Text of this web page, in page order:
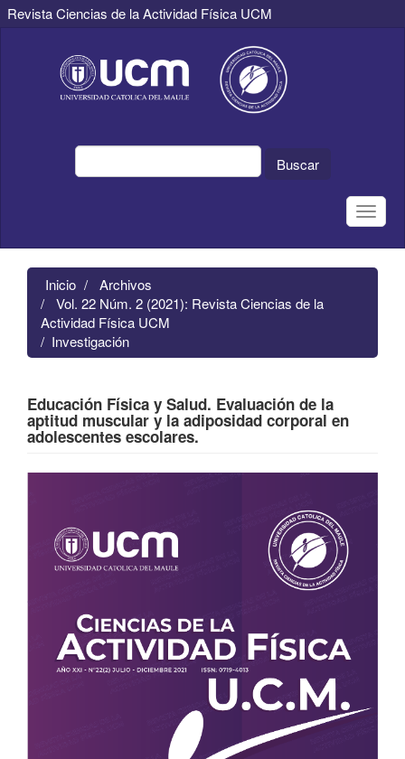
Revista Ciencias de la Actividad Física UCM
principal
Contenido
principal
Buscar
Toggle
Inicio
Archivos
Vol. 22 Núm. 2 (2021): Revista Ciencias de la
Actividad Física UCM
Investigación
Educación Física y Salud. Evaluación de la
aptitud muscular y la adiposidad corporal en
adolescentes escolares.
Barra
artículo